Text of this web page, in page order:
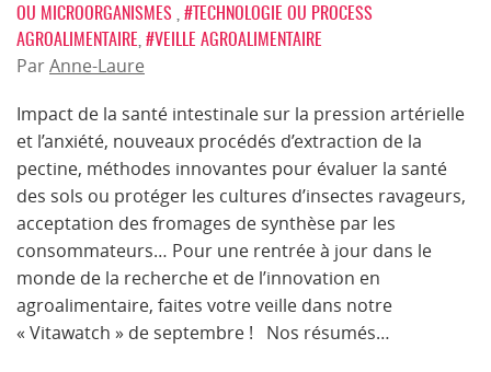
OU MICROORGANISMES #TECHNOLOGIE OU PROCESS
AGROALIMENTAIRE #VEILLE AGROALIMENTAIRE
ParAnne-Laure
Impact de la santé intestinale sur la pression artérielle
et l’anxiété, nouveaux procédés d’extraction de la
pectine, méthodes innovantes pour évaluer la santé
des sols ou protéger les cultures d’insectes ravageurs,
acceptation des fromages de synthèse par les
consommateurs… Pour une rentrée à jour dans le
monde de la recherche et de l’innovation en
agroalimentaire, faites votre veille dans notre
« Vitawatch » de septembre ! Nos résumés…